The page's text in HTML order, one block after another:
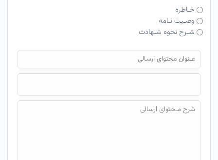
خـاطره
وصـیت نـامه
شـرح نحوه شـهادت
فایل محتوای ارسالی